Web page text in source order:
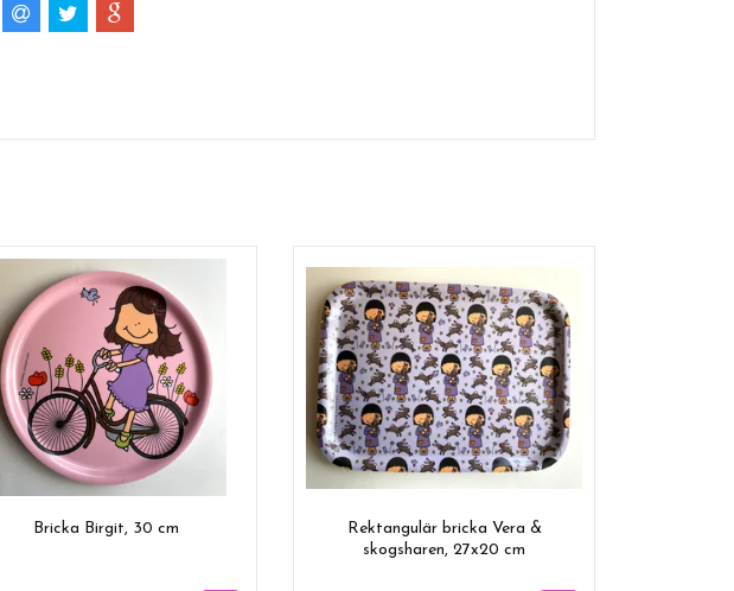
Bricka Birgit, 30 cm
Rektangulär bricka Vera &
skogsharen, 27x20 cm